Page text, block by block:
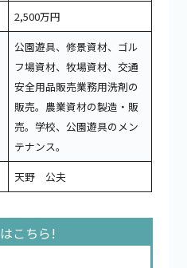
2,500万円
公園遊具、修景資材、ゴル
フ場資材、牧場資材、交通
安全用品販売業務用洗剤の
販売。農業資材の製造・販
売。学校、公園遊具のメン
テナンス。
天野 公夫